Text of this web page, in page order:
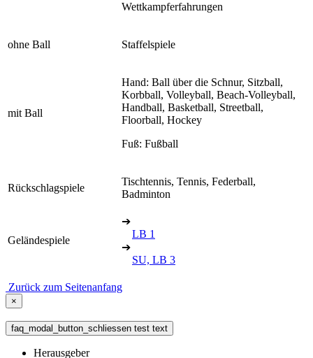
Wettkampferfahrungen
ohne Ball Staffelspiele
mit Ball
Hand: Ball über die Schnur, Sitzball,
Korbball, Volleyball, Beach-Volleyball,
Handball, Basketball, Streetball,
Floorball, Hockey
Fuß: Fußball
Rückschlagspiele
Tischtennis, Tennis, Federball,
Badminton
Geländespiele
➔
LB 1
➔
SU, LB 3
Zurück zum Seitenanfang
×
faq_modal_button_schliessen test text
Herausgeber